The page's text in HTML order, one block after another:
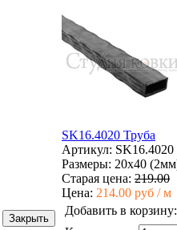
SK16.4020 Труба
Артикул: SK16.4020
Размеры: 20x40
Старая цена: 219.00
Цена: 214.00 руб / м
Добавить в корзину: